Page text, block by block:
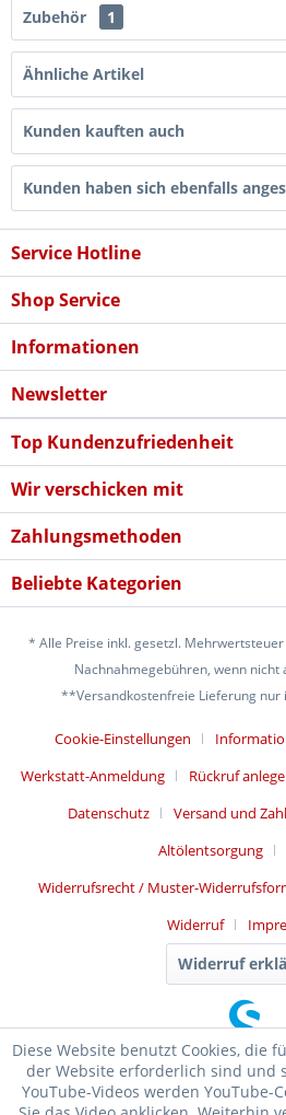
Zubehör 1
Ähnliche Artikel
Kunden kauften auch
Kunden haben sich ebenfalls
Service Hotline
Shop Service
Informationen
Newsletter
Top Kundenzufriedenheit
Wir verschicken mit
Zahlungsmethoden
Beliebte Kategorien
* Alle Preise inkl. gesetzl. Mehrwertsteuer
Nachnahmegebühren, wenn nicht
**Versandkostenfreie Lieferung nur
Cookie-Einstellungen
Werkstatt-Anmeldung
Rückruf
Datenschutz
Versand und
Altölentsorgung
Widerrufsrecht / Muster-
Widerruf
Widerruf
Diese Website benutzt Cookies, die
der Website erforderlich sind und
YouTube-Videos werden YouTube-